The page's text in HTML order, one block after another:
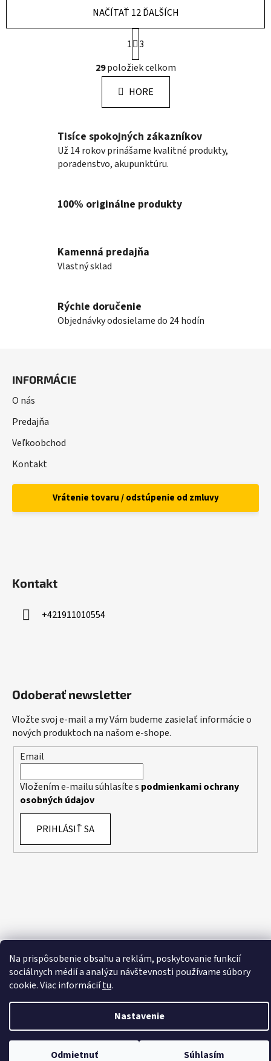
Na prispôsobenie obsahu a reklám, poskytovanie funkcií
sociálnych médií a analýzu návštevnosti používame súbory
cookie. Viac informáciítu.
Nastavenie
Odmietnuť Súhlasím
O
v
á
d
c
i
e
v
v
ý
u
NAČÍTAŤ 12 ĎALŠÍCH
S
t
r
á
n
k
n
i
e
1 3
29položiek celkom
HORE
Tisíce spokojných zákazníkov
Už 14 rokov prinášame kvalitné produkty,
poradenstvo, akupunktúru.
100% originálne produkty
Kamenná predajňa
Vlastný sklad
Rýchle doručenie
Objednávky odosielame do 24 hodín
INFORMÁCIE
O nás
Predajňa
Veľkoobchod
Kontakt
Vrátenie tovaru / odstúpenie od zmluvy
Kontakt
+421911010554
Odoberať newsletter
Vložte svoj e-mail a my Vám budeme zasielať informácie o
nových produktoch na našom e-shope.
Email
Vložením e-mailu súhlasíte s podmienkami ochrany
osobných údajov
PRIHLÁSIŤ SA
Vytvoril Shoptet
Copyright 2026 Bábuška . Všetky práva vyhradené.Upraviť
nastavenie cookies